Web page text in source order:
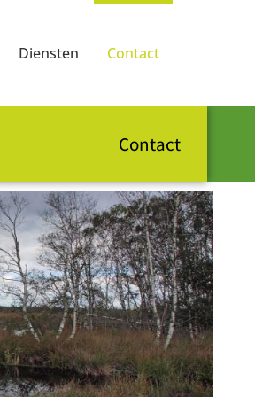
Diensten Contact
Contact